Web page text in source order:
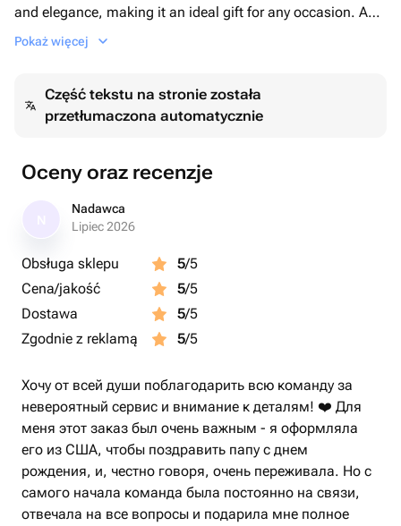
and elegance, making it an ideal gift for any occasion. Add
a touch of charm to your celebrations with this divine
Pokaż więcej
Część tekstu na stronie została
przetłumaczona automatycznie
Oceny oraz recenzje
Nadawca
Lipiec 2026
Obsługa sklepu 5/5
Cena/jakość
5/5
Dostawa
5/5
Zgodnie z reklamą
5/5
Хочу от всей души поблагодарить всю команду за
невероятный сервис и внимание к деталям! ❤️ Для
меня этот заказ был очень важным - я оформляла
его из США, чтобы поздравить папу с днем
рождения, и, честно говоря, очень переживала. Но с
самого начала команда была постоянно на связи,
отвечала на все вопросы и подарила мне полное